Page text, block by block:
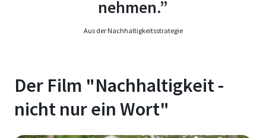
nehmen.”
Aus der Nachhaltigkeitsstrategie
Der Film "Nachhaltigkeit -
nicht nur ein Wort"